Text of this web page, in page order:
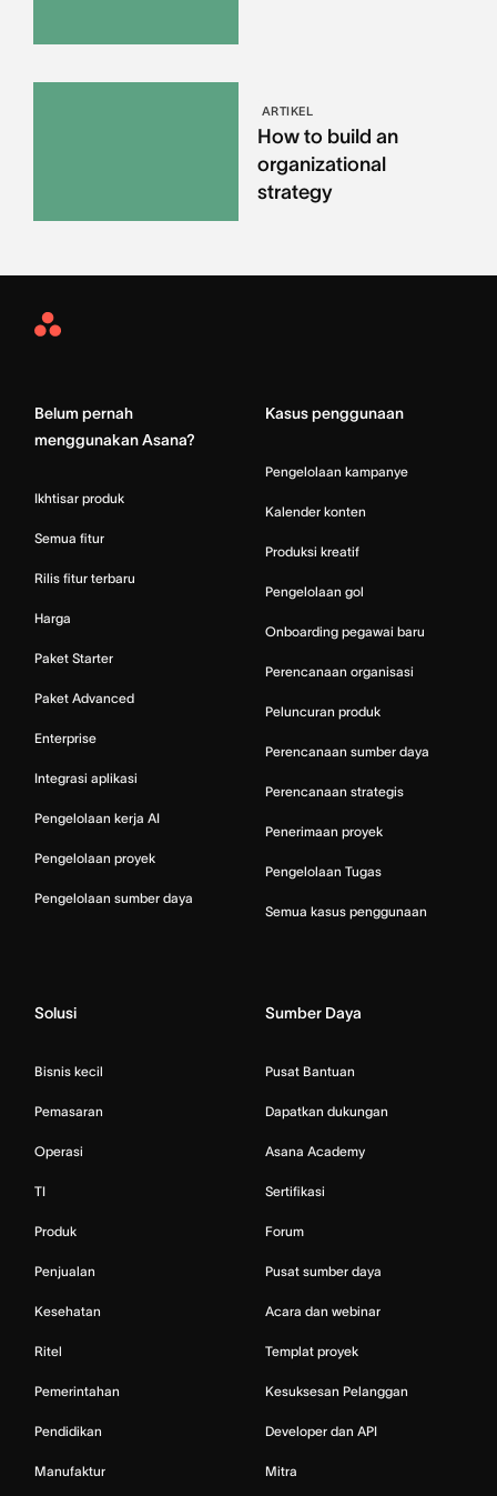
ARTIKEL
How to build an
organizational
strategy
Asana
Belum pernah
menggunakan Asana?
Ikhtisar produk
Semua fitur
Rilis fitur terbaru
Harga
Paket Starter
Paket Advanced
Enterprise
Integrasi aplikasi
Pengelolaan kerja AI
Pengelolaan proyek
Pengelolaan sumber daya
Kasus penggunaan
Pengelolaan kampanye
Kalender konten
Produksi kreatif
Pengelolaan gol
Onboarding pegawai baru
Perencanaan organisasi
Peluncuran produk
Perencanaan sumber daya
Perencanaan strategis
Penerimaan proyek
Pengelolaan Tugas
Semua kasus penggunaan
Solusi
Bisnis kecil
Pemasaran
Operasi
TI
Produk
Penjualan
Kesehatan
Ritel
Pemerintahan
Pendidikan
Manufaktur
Sumber Daya
Pusat Bantuan
Dapatkan dukungan
Asana Academy
Sertifikasi
Forum
Pusat sumber daya
Acara dan webinar
Templat proyek
Kesuksesan Pelanggan
Developer dan API
Mitra